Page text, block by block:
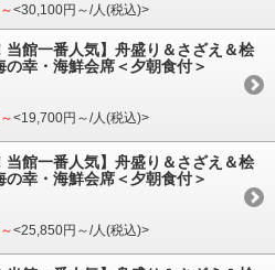
<30,100円～/人(税込)>
当館一番人気】舟盛り＆さざえ＆桧
の幸・海鮮会席＜夕朝食付＞
<19,700円～/人(税込)>
当館一番人気】舟盛り＆さざえ＆桧
の幸・海鮮会席＜夕朝食付＞
<25,850円～/人(税込)>